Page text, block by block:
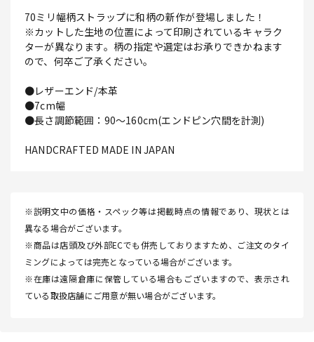
70ミリ幅柄ストラップに和柄の新作が登場しました！
※カットした生地の位置によって印刷されているキャラク
ターが異なります。柄の指定や選定はお承りできかねます
ので、何卒ご了承ください。
●レザーエンド/本革
●7cm幅
●長さ調節範囲：90～160cm(エンドピン穴間を計測)
HANDCRAFTED MADE IN JAPAN
※説明文中の価格・スペック等は掲載時点の情報であり、現状とは
異なる場合がございます。
※商品は店頭及び外部ECでも併売しておりますため、ご注文のタイ
ミングによっては完売となっている場合がございます。
※在庫は遠隔倉庫に保管している場合もございますので、表示され
ている取扱店舗にご用意が無い場合がございます。